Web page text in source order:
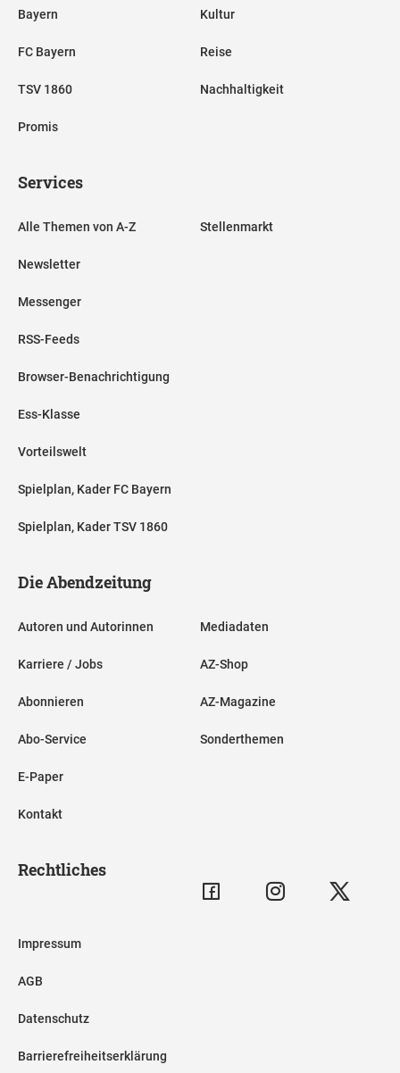
Bayern
FC Bayern
TSV 1860
Promis
Kultur
Reise
Nachhaltigkeit
Services
Alle Themen von A-Z
Newsletter
Messenger
RSS-Feeds
Browser-Benachrichtigung
Ess-Klasse
Vorteilswelt
Spielplan, Kader FC Bayern
Spielplan, Kader TSV 1860
Stellenmarkt
Die Abendzeitung
Autoren und Autorinnen
Karriere / Jobs
Abonnieren
Abo-Service
E-Paper
Kontakt
Mediadaten
AZ-Shop
AZ-Magazine
Sonderthemen
Rechtliches
Impressum
AGB
Datenschutz
Barrierefreiheitserklärung